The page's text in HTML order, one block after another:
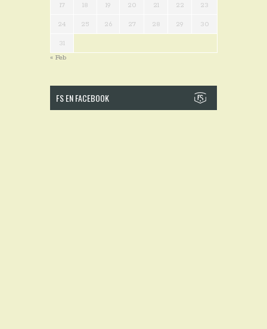
17 18 19 20 21 22 23
24 25 26 27 28 29 30
31
« Feb
FS EN FACEBOOK